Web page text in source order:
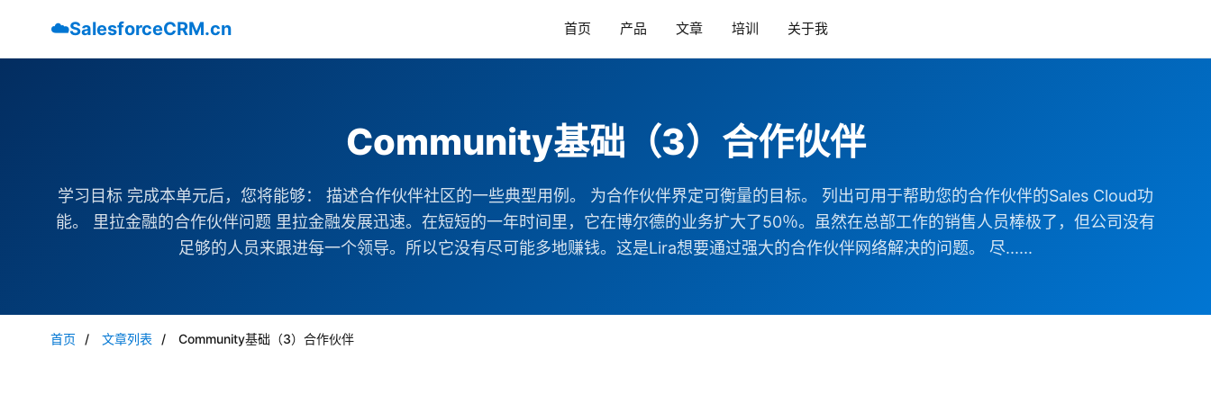
☁️SalesforceCRM.cn 首页 产品 文章 培训 关于我
Community基础（3）合作伙伴
学习目标 完成本单元后，您将能够： 描述合作伙伴社区的一些典型用例。 为合作伙伴界定可衡量的目标。 列出可用于帮助您的合作伙伴的Sales Cloud功
能。 里拉金融的合作伙伴问题 里拉金融发展迅速。在短短的一年时间里，它在博尔德的业务扩大了50％。虽然在总部工作的销售人员棒极了，但公司没有
足够的人员来跟进每一个领导。所以它没有尽可能多地赚钱。这是Lira想要通过强大的合作伙伴网络解决的问题。 尽......
首页 / 文章列表 / Community基础（3）合作伙伴